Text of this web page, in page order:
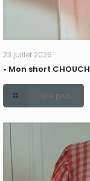
23 juillet 2026
• Mon short
Lire plus